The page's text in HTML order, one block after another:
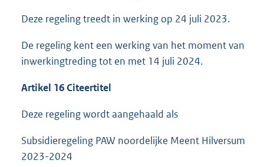
Deze regeling treedt in werking op 24 juli 2023.
De regeling kent een werking van het moment van
inwerkingtreding tot en met 14 juli 2024.
Artikel 16Citeertitel
Deze regeling wordt aangehaald als
Subsidieregeling PAW noordelijke Meent Hilversum
2023-2024